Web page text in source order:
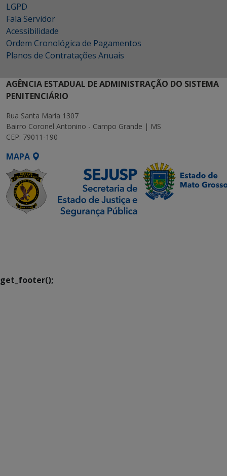
LGPD
Fala Servidor
Acessibilidade
Ordem Cronológica de Pagamentos
Planos de Contratações Anuais
AGÊNCIA ESTADUAL DE ADMINISTRAÇÃO DO SISTEMA
PENITENCIÁRIO
Rua Santa Maria 1307
Bairro Coronel Antonino - Campo Grande | MS
CEP: 79011-190
MAPA
get_footer();